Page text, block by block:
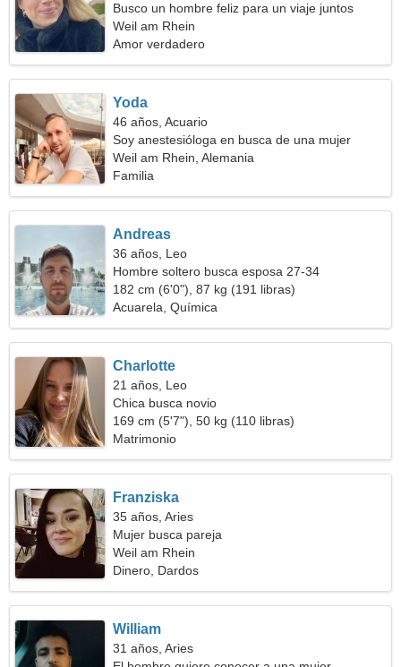
Busco un hombre feliz para un viaje juntos
Weil am Rhein
Amor verdadero
Yoda
46 años, Acuario
Soy anestesióloga en busca de una mujer
soñadora
Weil am Rhein, Alemania
Familia
Andreas
36 años, Leo
Hombre soltero busca esposa 27-34
182 cm (6'0"), 87 kg (191 libras)
Acuarela, Química
Charlotte
21 años, Leo
Chica busca novio
169 cm (5'7"), 50 kg (110 libras)
Matrimonio
Franziska
35 años, Aries
Mujer busca pareja
Weil am Rhein
Dinero, Dardos
William
31 años, Aries